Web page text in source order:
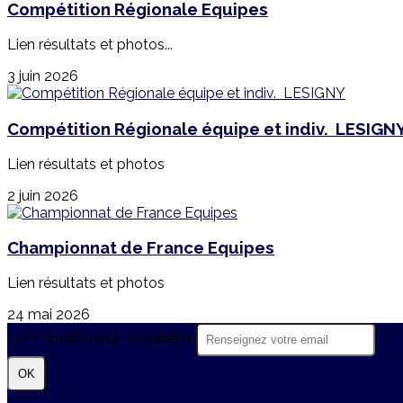
Compétition Régionale Equipes
Lien résultats et photos...
3 juin 2026
Compétition Régionale équipe et indiv.
Lien résultats et photos
2 juin 2026
Championnat de France Equipes
Lien résultats et photos
24 mai 2026
Je m'abonne à la newsletter
OK